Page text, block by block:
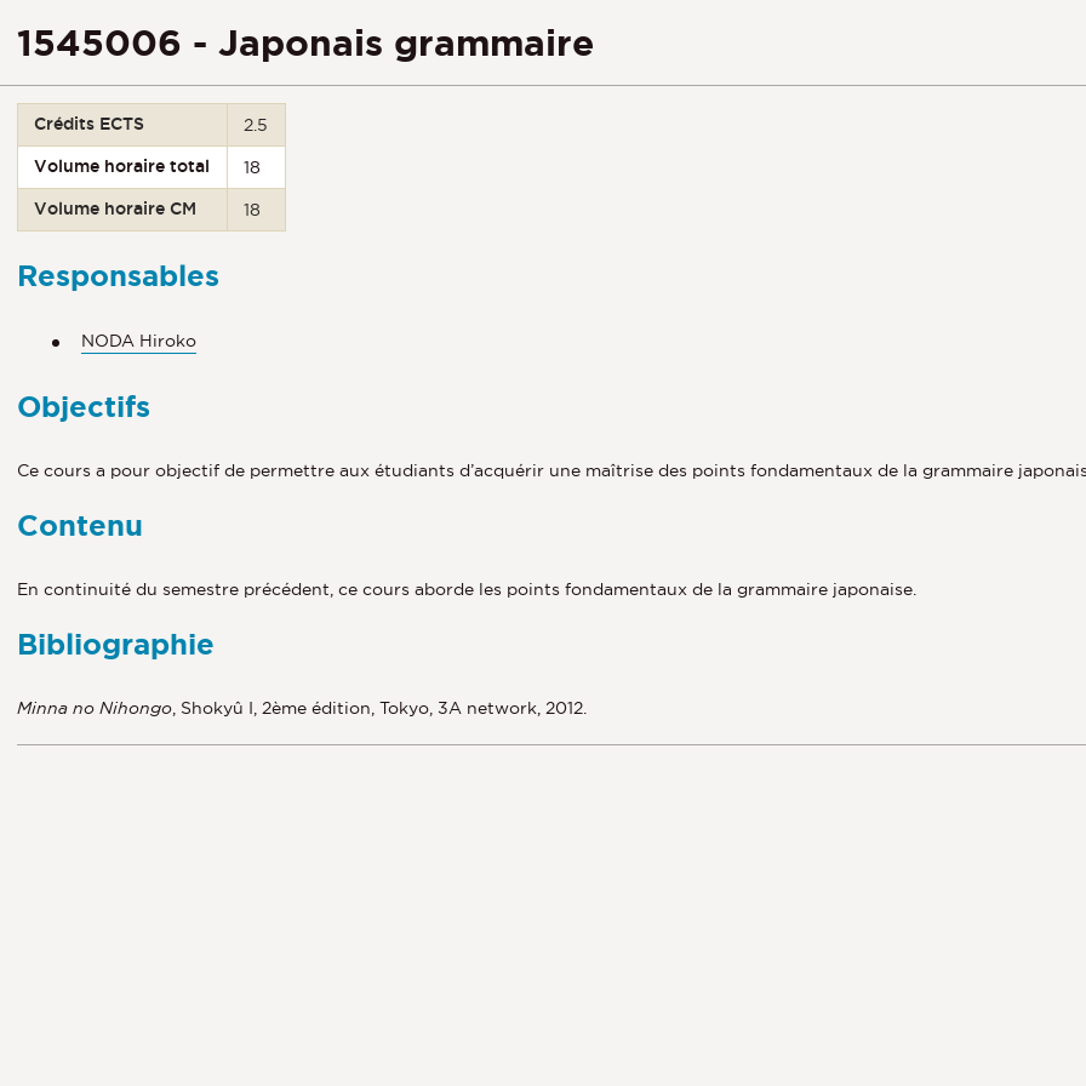
1545006 - Japonais grammaire
Crédits ECTS 2.5
Volume horaire total 18
Volume horaire CM 18
Responsables
NODA Hiroko
Objectifs
Ce cours a pour objectif de permettre aux étudiants d’acquérir une maîtrise des points fondamentaux de la grammaire
Contenu
En continuité du semestre précédent, ce cours aborde les points fondamentaux de la grammaire japonaise.
Bibliographie
Minna no Nihongo , Shokyû I, 2ème édition, Tokyo, 3A network, 2012.